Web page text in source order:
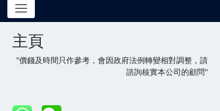
主頁
"價錢及時間只作參考，會因政府法例轉變相對調整，請
諮詢核實本公司的顧問"